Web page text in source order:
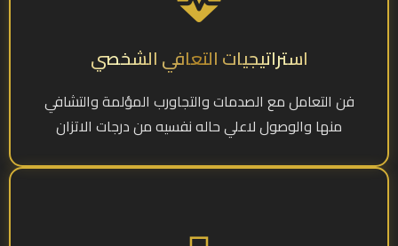
استراتيجيات التعافي الشخصي
فن التعامل مع الصدمات والتجاورب المؤلمة والتشافي
منها والوصول لاعلي حاله نفسيه من درجات الاتزان